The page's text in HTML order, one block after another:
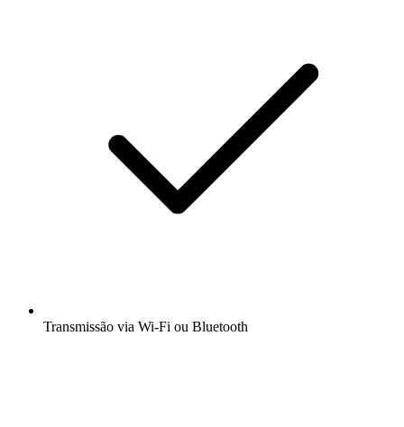
Transmissão via Wi-Fi ou Bluetooth